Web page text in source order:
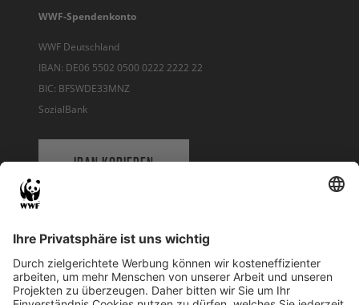
WWF-Spendenkonto
WWF Deutschland
IBAN: DE06 5502 0500 0222 2222 22
BIC: BFSWDE33MNZ
SozialBank
IBAN KOPIEREN
WWF Deutschland